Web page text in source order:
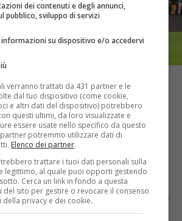
Piemontese come Fonte preferita
dei contenuti e degli annunci,
pubblico, sviluppo di servizi
su dispositivo e/o accedervi
verranno trattati da 431 partner e le
dal tuo dispositivo (come cookie,
e altri dati del dispositivo) potrebbero
questi ultimi, da loro visualizzate e
essere usate nello specifico da questo
potremmo utilizzare dati di
Elenco dei partner.
trattare i tuoi dati personali sulla
legittimo, al quale puoi opporti gestendo
Cerca un link in fondo a questa
del sito per gestire o revocare il consenso
privacy e dei cookie.